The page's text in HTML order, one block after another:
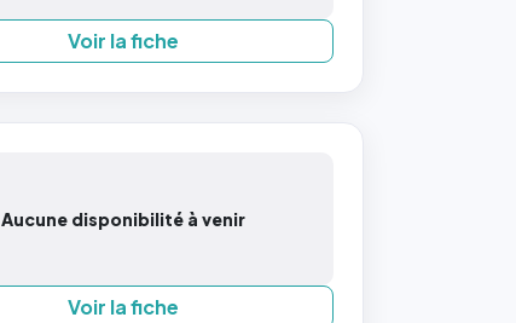
Voir la fiche
Aucune disponibilité à venir
Voir la fiche